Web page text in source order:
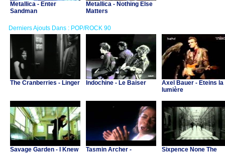
Metallica - Enter
Sandman
Metallica - Nothing Else
Matters
Derniers Ajouts Dans : POP/ROCK 90
The Cranberries - Linger Indochine - Le Baiser
Axel Bauer - Eteins la
lumière
Savage Garden - I Knew
Tasmin Archer -
Sixpence None The